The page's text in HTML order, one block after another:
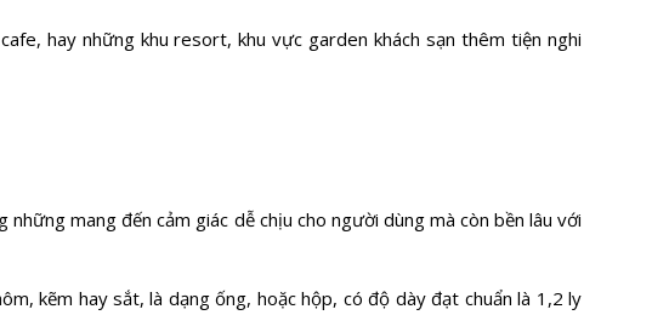
hay những khu resort, khu vực garden khách sạn thêm tiện nghi
mang đến cảm giác dễ chịu cho người dùng mà còn bền lâu với
kẽm hay sắt, là dạng ống, hoặc hộp, có độ dày đạt chuẩn là 1,2 ly